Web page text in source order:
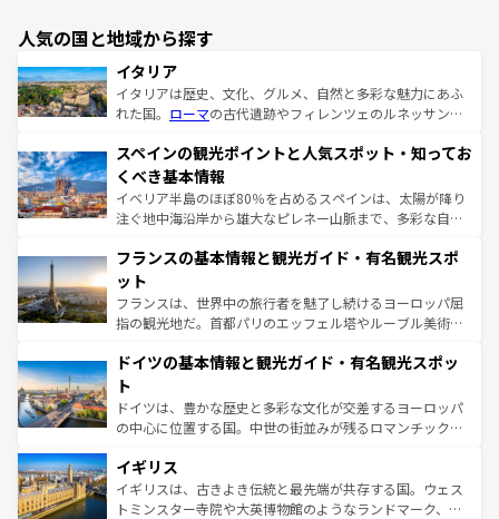
人気の国と地域から探す
イタリア
イタリアは歴史、文化、グルメ、自然と多彩な魅力にあふ
れた国。 ローマの古代遺跡やフィレンツェのルネッサンス
ろん、トスカーナの美しい田園風景やアマルフィ海岸の絶
景など、自然景観も見逃せない。観光の合間には、本場の
ピザやパスタなど、絶品のイタリア料理を堪能することも
できる。朝目覚めてから夜眠るまで、すべての瞬間を楽し
なお、新着のイタリア情報はコンテンツ一覧を参照してほ
しい。
スペインの観光ポイントと人気スポット・知ってお
くべき基本情報
イベリア半島のほぼ80％を占めるスペインは、太陽が降り
注ぐ地中海沿岸から雄大なピレネー山脈まで、多彩な自然
文化が根付くこの国では、情熱的なフラメンコ、熱気あふ
れる闘牛、そして美味しいタパスが生活の一部となってい
る。首都マドリードの洗練された雰囲気や、バルセロナの
アートに溢れた街角から、地方では古代ローマ遺跡や中世
せる。地方によって風土や気候が異なるスペインはその個
ンテンツ一覧 を参照してほしい。
フランスの基本情報と観光ガイド・有名観光スポ
ット
フランスは、世界中の旅行者を魅了し続けるヨーロッパ屈
指の観光地だ。首都パリのエッフェル塔やルーブル美術館
で、幅広い魅力が詰まっている。華麗な宮殿、歴史的な大
聖堂、美しいビーチ、そして豊かな自然が、訪れる者を心
から魅了する。また、フランスは美食の国としても知ら
れ、フランス料理はユネスコ無形文化遺産にも登録されて
香り高いラベンダー畑など、多彩な楽しみ方が可能だ。さ
らに、パリ以外の地域にも魅力が溢れており、どの街角に
も豊かな歴史と文化が息づいている。パリ以外の個性あふ
ドイツの基本情報と観光ガイド・有名観光スポッ
ト
ドイツは、豊かな歴史と多彩な文化が交差するヨーロッパ
の中心に位置する国。中世の街並みが残るロマンチック街
顔を持つこの国は、どこを歩いても飽きることがない。ベ
ルリンの文化的活気、バイエルン州のアルプスの絶景、そ
してライン川沿いのワイン畑といった風景は必見。ビール
イギリス
イギリスは、古きよき伝統と最先端が共存する国。ウェス
トミンスター寺院や大英博物館のようなランドマーク、歴